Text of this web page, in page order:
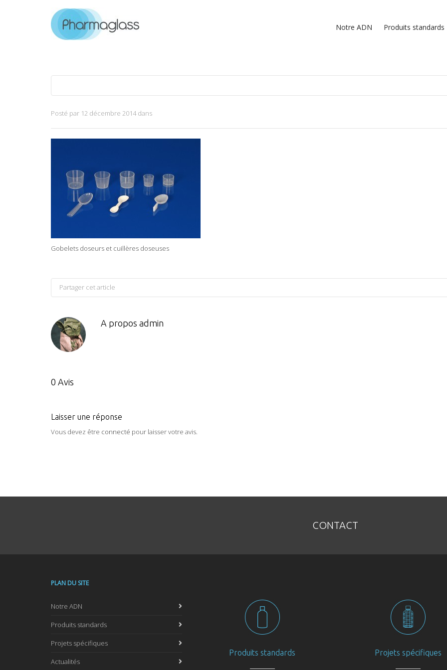
Notre ADN Produits standards
Posté par 12 décembre 2014dans
Gobelets doseurs et cuillères doseuses
Partager cet article
A propos admin
0 Avis
Laisser une réponse
Vous devez être connecté pour laisser votre avis.
CONTACT
PLAN DU SITE
Notre ADN
Produits standards
Projets spécifiques
Actualités
Produits standards Projets spécifiques